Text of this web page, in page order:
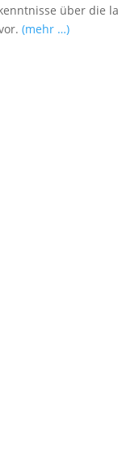
über die
(mehr …)